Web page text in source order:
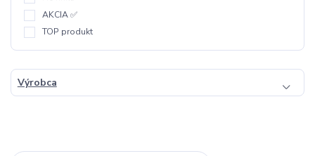
AKCIA ✅
TOP produkt
Výrobca